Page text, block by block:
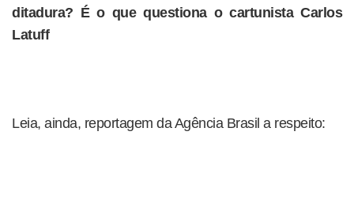
ditadura? É o que questiona o cartunista Carlos
Latuff
Leia, ainda, reportagem da Agência Brasil a respeito: